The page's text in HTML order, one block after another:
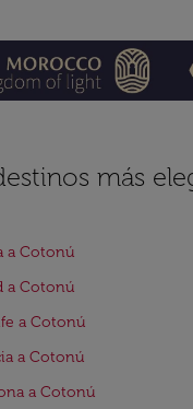
más
a Cotonú
a Cotonú
a Cotonú
a Cotonú
a Cotonú